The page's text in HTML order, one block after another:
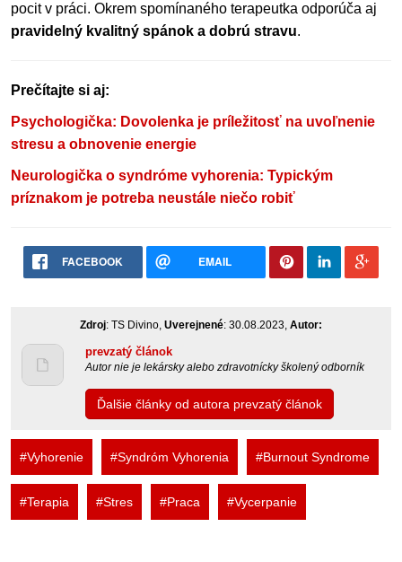
pocit v práci. Okrem spomínaného terapeutka odporúča aj
pravidelný kvalitný spánok a dobrú stravu.
Prečítajte si aj:
Psychologička: Dovolenka je príležitosť na uvoľnenie
stresu a obnovenie energie
Neurologička o syndróme vyhorenia: Typickým
príznakom je potreba neustále niečo robiť
FACEBOOK EMAIL
Zdroj: TS Divino, Uverejnené: 30.08.2023, Autor:
prevzatý článok
Autor nie je lekársky alebo zdravotnícky školený odborník
Ďalšie články od autora prevzatý článok
#Vyhorenie #Syndróm Vyhorenia #Burnout Syndrome
#Terapia #Stres #Praca #Vycerpanie